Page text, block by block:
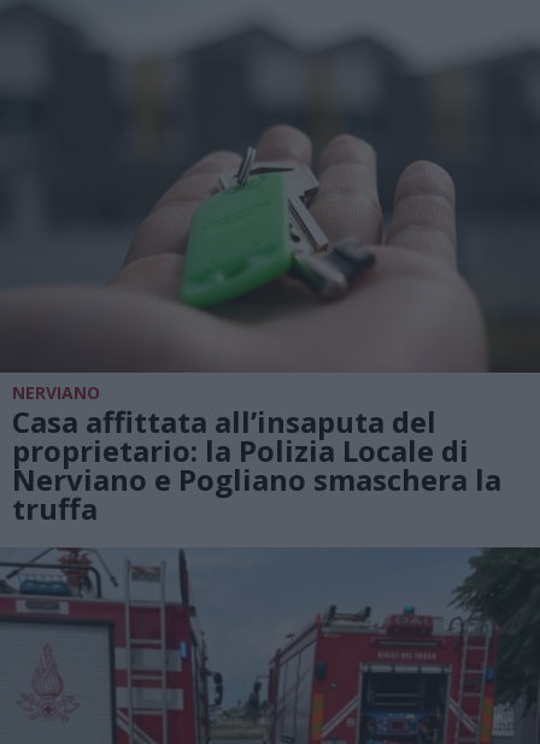
NERVIANO
Casa affittata all’insaputa del
proprietario: la Polizia Locale di
Nerviano e Pogliano smaschera la
truffa